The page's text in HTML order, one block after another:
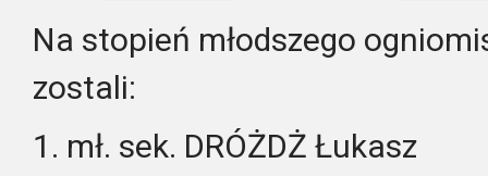
Na stopień młodszego
zostali:
1. mł. sek. DRÓŻDŻ Łukasz